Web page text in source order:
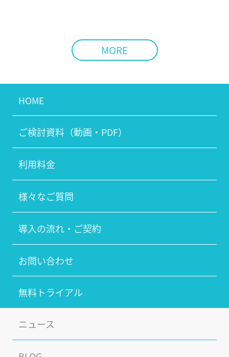
MORE
HOME
ご検討資料（動画・PDF）
利用料金
様々なご質問
導入の流れ・ご契約
お問い合わせ
無料トライアル
ニュース